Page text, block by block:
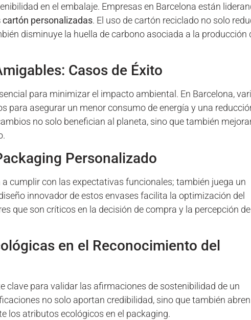
en el embalaje. Empresas en Barcelona están
cartón personalizadas. El uso de cartón reciclado no solo
disminuye la huella de carbono asociada a la producción
Casos de Éxito
para minimizar el impacto ambiental. En Barcelona,
para asegurar un menor consumo de energía y una
no solo benefician al planeta, sino que también
Personalizado
a cumplir con las expectativas funcionales; también juega un
innovador de estos envases facilita la optimización del
que son críticos en la decisión de compra y la percepción
en el Reconocimiento del
clave para validar las afirmaciones de sostenibilidad de un
no solo aportan credibilidad, sino que también abren
los atributos ecológicos en el packaging.